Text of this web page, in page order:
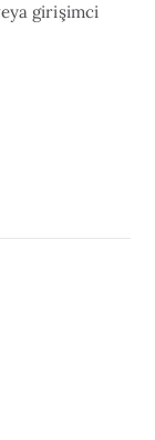
girişimci